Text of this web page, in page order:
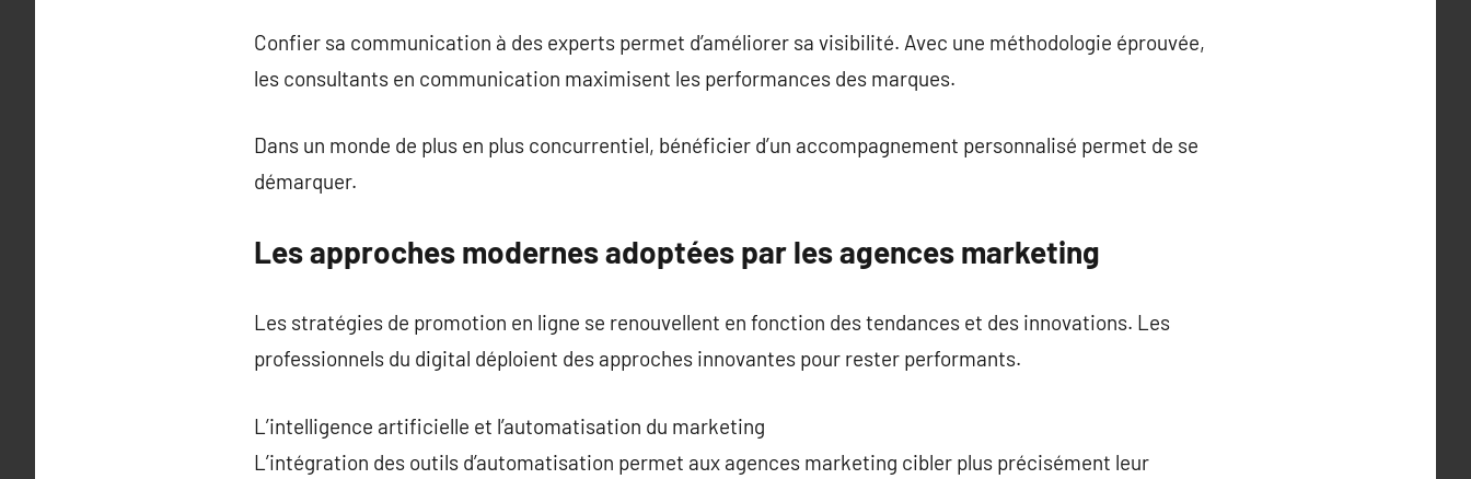
Confier sa communication à des experts permet d’améliorer sa visibilité. Avec une méthodologie éprouvée,
les consultants en communication maximisent les performances des marques.
Dans un monde de plus en plus concurrentiel, bénéficier d’un accompagnement personnalisé permet de se
démarquer.
Les approches modernes adoptées par les agences marketing
Les stratégies de promotion en ligne se renouvellent en fonction des tendances et des innovations. Les
professionnels du digital déploient des approches innovantes pour rester performants.
L’intelligence artificielle et l’automatisation du marketing
L’intégration des outils d’automatisation permet aux agences marketing cibler plus précisément leur